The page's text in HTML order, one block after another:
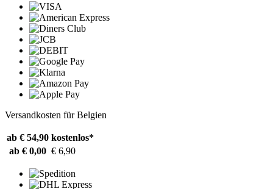
Versandkosten für Belgien
ab € 54,90 kostenlos*
ab € 0,00 € 6,90